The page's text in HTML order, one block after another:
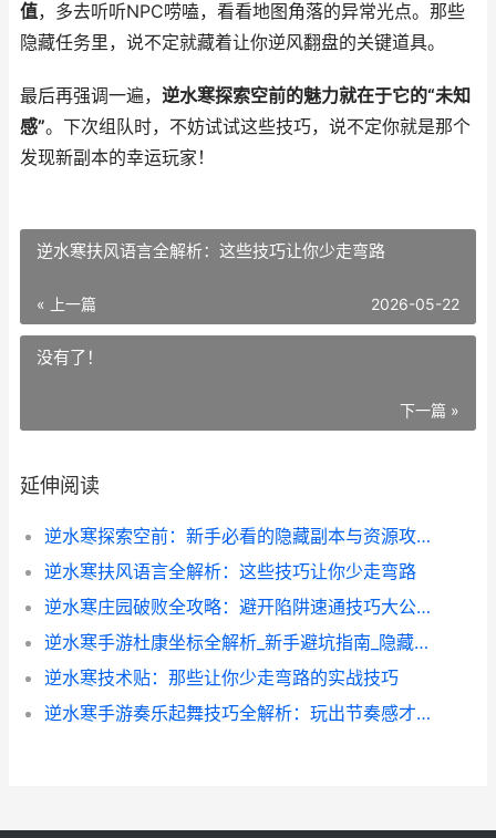
值，多去听听NPC唠嗑，看看地图角落的异常光点。那些
隐藏任务里，说不定就藏着让你逆风翻盘的关键道具。
最后再强调一遍， 逆水寒探索空前的魅力就在于它的“未知
感”。下次组队时，不妨试试这些技巧，说不定你就是那个
发现新副本的幸运玩家！
逆水寒扶风语言全解析：这些技巧让你少走弯路
« 上一篇 2026-05-22
没有了！
下一篇 »
延伸阅读
逆水寒探索空前：新手必看的隐藏副本与资源攻略
逆水寒扶风语言全解析：这些技巧让你少走弯路
逆水寒庄园破败全攻略：避开陷阱速通技巧大公开
逆水寒手游杜康坐标全解析_新手避坑指南_隐藏任务攻略
逆水寒技术贴：那些让你少走弯路的实战技巧
逆水寒手游奏乐起舞技巧全解析：玩出节奏感才是王道